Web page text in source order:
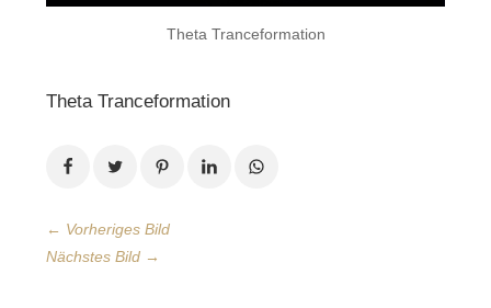
Theta Tranceformation
Theta Tranceformation
← Vorheriges Bild
Nächstes Bild →